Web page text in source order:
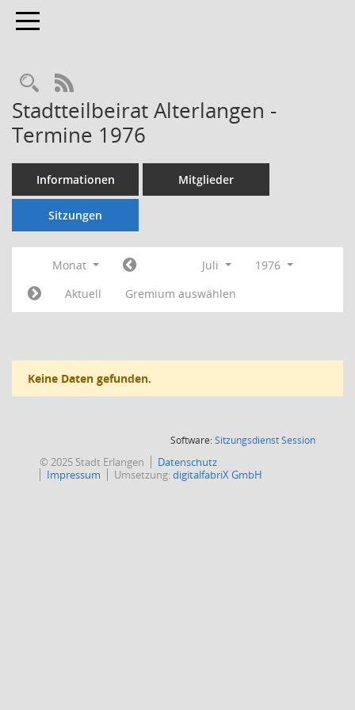
Toggle navigation
Rechercheauswahl
RSS-Feed
Stadtteilbeirat Alterlangen -
Termine 1976
Informationen Mitglieder
Sitzungen
Monat Juli
1976
Aktuell
Gremium auswählen
Keine Daten gefunden.
Software:SitzungsdienstSession(Wird in
© 2025 Stadt Erlangen
Datenschutz
Impressum
Umsetzung:digitalfabriX GmbH